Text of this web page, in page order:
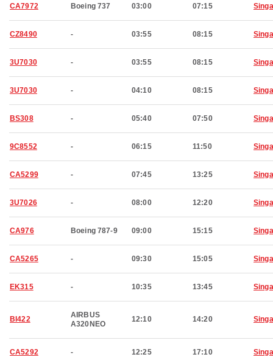
CA7972 Boeing 737 03:00 07:15
CZ8490 - 03:55 08:15
3U7030 - 03:55 08:15
3U7030 - 04:10 08:15
BS308 - 05:40 07:50
9C8552 - 06:15 11:50
CA5299 - 07:45 13:25
3U7026 - 08:00 12:20
CA976 Boeing 787-9 09:00 15:15
CA5265 - 09:30 15:05
EK315 - 10:35 13:45
BI422
AIRBUS
A320NEO
12:10 14:20
CA5292 - 12:25 17:10